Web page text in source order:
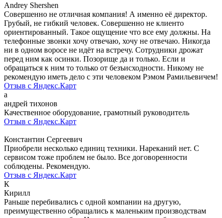
Andrey Shershen
Совершенно не отличная компания! А именно её директор.
Грубый, не гибкий человек. Совершенно не клиенто
ориентированный. Такое ощущение что все ему должны. На
телефонные звонки хочу отвечаю, хочу не отвечаю. Никогда
ни в одном воросе не идёт на встречу. Сотрудники дрожат
перед ним как осинки. Позорище да и только. Если и
обращаться к ним то только от безъисходности. Никому не
рекомендую иметь дело с эти человеком Рэмом Рамильевичем!
Отзыв с Яндекс.Карт
а
андрей тихонов
Качественное оборудование, грамотный руководитель
Отзыв с Яндекс.Карт
Константин Сергеевич
Приобрели несколько единиц техники. Нареканий нет. С
сервисом тоже проблем не было. Все договоренности
соблюдены. Рекомендую.
Отзыв с Яндекс.Карт
К
Кирилл
Раньше перебивались с одной компании на другую,
преимущественно обращались к маленьким производствам